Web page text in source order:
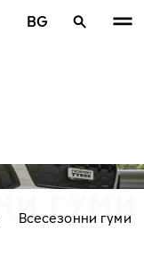
BG
ГУМИ
Всесезонни гуми